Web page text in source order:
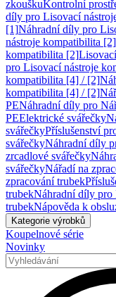
zkouškuKontrolní
díly pro Lisovací
[1]Náhradní díly pro
nástroje kompatibilita [2]
kompatibilita [2]
pro Lisovací nástroje
kompatibilita [4] / [2]
kompatibilita [4] / [2]
PENáhradní díly pro
PEElektrické svářečky
svářečkyPříslušenství
svářečkyNáhradní díly
zrcadlové svářečky
svářečkyNářadí na
zpracování trubek
trubekNáhradní díly pro
trubekNápověda k
Kategorie výrobků
Koupelnové série
Novinky